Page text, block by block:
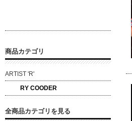
商品カテゴリ
ARTIST 'R'
RY COODER
全商品カテゴリを見る